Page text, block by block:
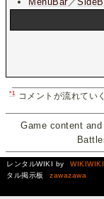
*1 コメントが流れてい
Game content
レンタルWIKI by
タル掲示板
zawazawa